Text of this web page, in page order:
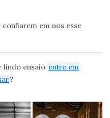
em nos esse
lindo ensaio entre em
?